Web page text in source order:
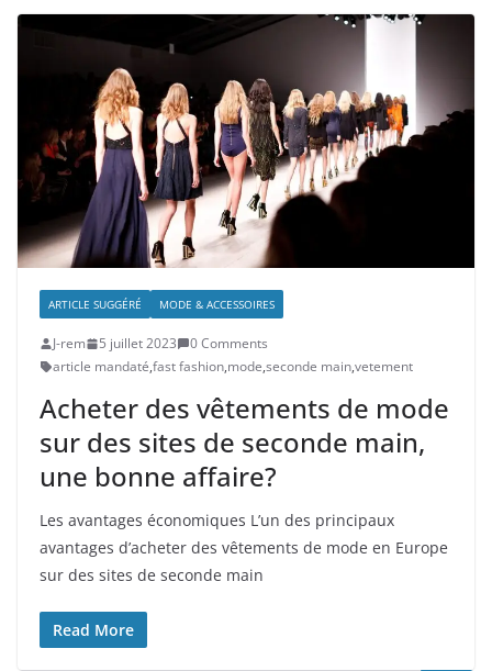
ARTICLE SUGGÉRÉ MODE & ACCESSOIRES
J-rem 5 juillet 2023
0 Comments
article mandaté,fast fashion,mode,seconde main,vetement
Acheter des vêtements de mode
sur des sites de seconde main,
une bonne affaire?
Les avantages économiques L’un des principaux
avantages d’acheter des vêtements de mode en Europe
sur des sites de seconde main
Read More